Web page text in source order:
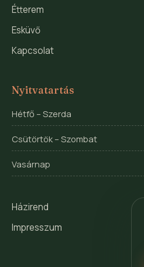
Étterem
Esküvő
Kapcsolat
Nyitvatartás
Hétfő – Szerda
Csütörtök – Szombat
Vasárnap
Házirend
Impresszum